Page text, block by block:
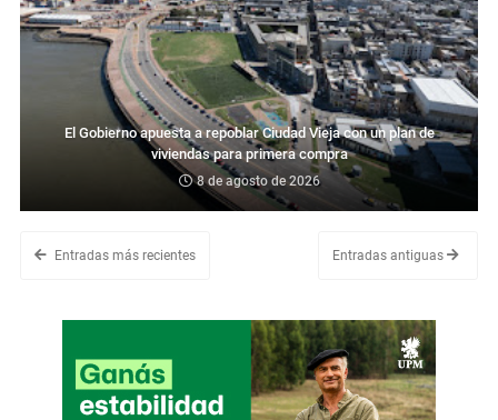
El Gobierno apuesta a repoblar Ciudad Vieja con un plan de
viviendas para primera compra
8 de agosto de 2026
Entradas más recientes Entradas antiguas